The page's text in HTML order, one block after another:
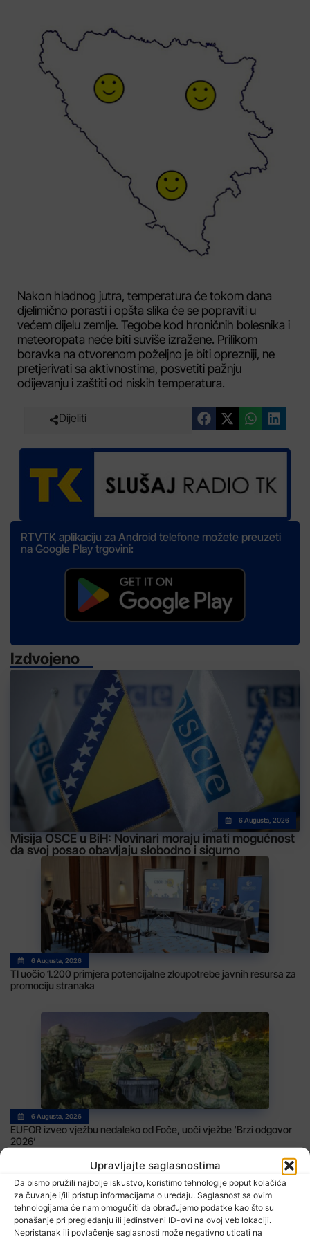
Upravljajte saglasnostima
Da bismo pružili najbolje iskustvo, koristimo tehnologije poput kolačića
za čuvanje i/ili pristup informacijama o uređaju. Saglasnost sa ovim
tehnologijama će nam omogućiti da obrađujemo podatke kao što su
ponašanje pri pregledanju ili jedinstveni ID-ovi na ovoj veb lokaciji.
Nepristanak ili povlačenje saglasnosti može negativno uticati na
Nakon hladnog jutra, temperatura će tokom dana
djelimično porasti i opšta slika će se popraviti u
većem dijelu zemlje. Tegobe kod hroničnih bolesnika i
meteoropata neće biti suviše izražene. Prilikom
boravka na otvorenom poželjno je biti oprezniji, ne
pretjerivati sa aktivnostima, posvetiti pažnju
odijevanju i zaštiti od niskih temperatura.
Dijeliti
RTVTK aplikaciju za Android telefone možete preuzeti
na Google Play trgovini:
Izdvojeno
6 Augusta, 2026
Misija OSCE u BiH: Novinari moraju imati mogućnost
da svoj posao obavljaju slobodno i sigurno
6 Augusta, 2026
TI uočio 1.200 primjera potencijalne zloupotrebe javnih resursa za
promociju stranaka
6 Augusta, 2026
EUFOR izveo vježbu nedaleko od Foče, uoči vježbe ‘Brzi odgovor
2026’